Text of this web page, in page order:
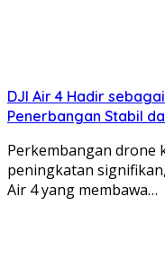
DJI Air 4 Hadir
Penerbangan Stabil
Perkembangan drone
peningkatan
Air 4 yang membawa…